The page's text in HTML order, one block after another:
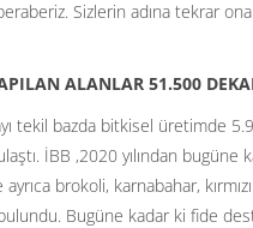
Sizlerin adına tekrar
ALANLAR 51.500
tekil bazda bitkisel üretimde
İBB ,2020 yılından bugüne
brokoli, karnabahar,
Bugüne kadar ki fide